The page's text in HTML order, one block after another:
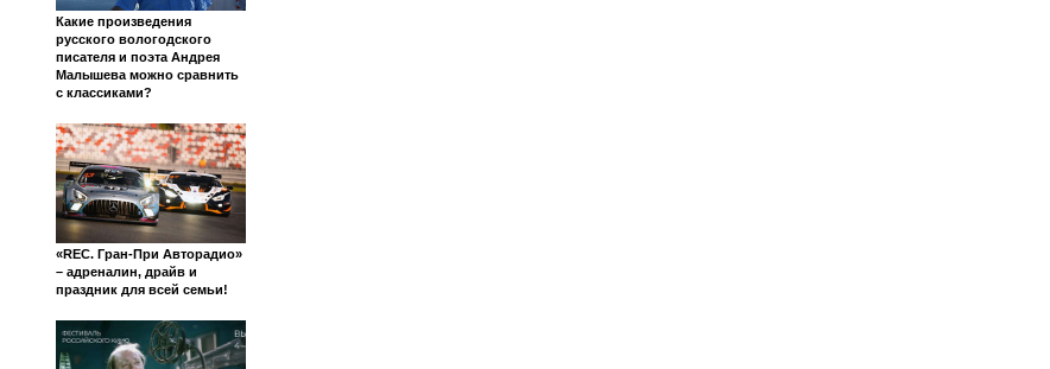
Какие произведения
русского вологодского
писателя и поэта Андрея
Малышева можно сравнить
с классиками?
«REC. Гран-При Авторадио»
– адреналин, драйв и
праздник для всей семьи!